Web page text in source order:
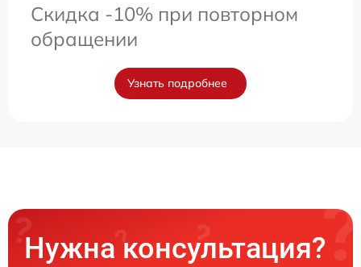
Скидка -10% при повторном
обращении
Узнать подробнее
Нужна консультация?